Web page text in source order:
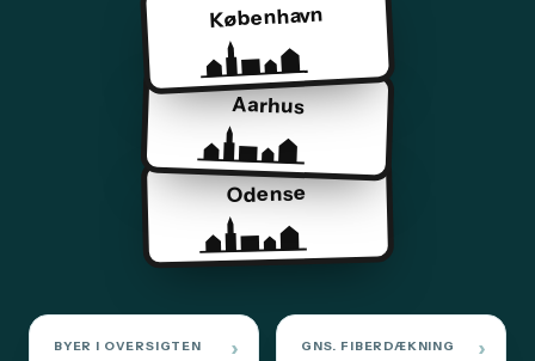
København
Aarhus
Odense
BYER I OVERSIGTEN GNS. FIBERDÆKNING